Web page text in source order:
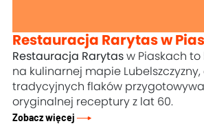
Restauracja Rarytas w
Restauracja Rarytas w Piaskach
na kulinarnej mapie Lubelszczyzny,
tradycyjnych flaków
oryginalnej receptury z lat 60.
Zobacz więcej